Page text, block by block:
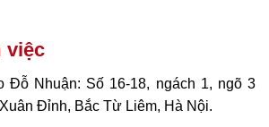
việc
Đỗ Nhuận: Số 16-18, ngách 1, ngõ 3
Đỉnh, Bắc Từ Liêm, Hà Nội.